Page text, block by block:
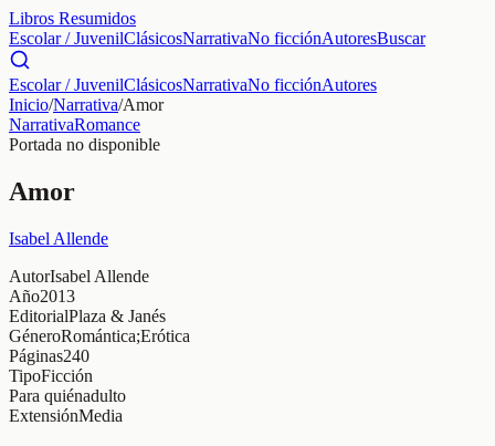
Libros Resumidos
Escolar / JuvenilClásicosNarrativaNo ficciónAutoresBuscar
Escolar / JuvenilClásicosNarrativaNo ficciónAutores
Inicio/Narrativa/Amor
NarrativaRomance
Portada no disponible
Amor
Isabel Allende
AutorIsabel Allende
Año2013
EditorialPlaza & Janés
GéneroRomántica;Erótica
Páginas240
TipoFicción
Para quiénadulto
ExtensiónMedia